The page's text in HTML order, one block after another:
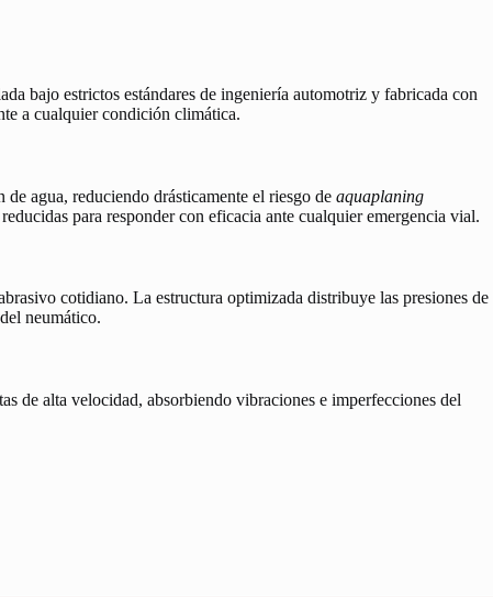
bajo estrictos estándares de ingeniería automotriz y fabricada con
a cualquier condición climática.
agua, reduciendo drásticamente el riesgo de aquaplaning
para responder con eficacia ante cualquier emergencia vial.
cotidiano. La estructura optimizada distribuye las presiones de
neumático.
de alta velocidad, absorbiendo vibraciones e imperfecciones del